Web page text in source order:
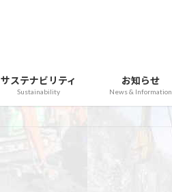
サステナビリティ
Sustainability
お知らせ
News & Information